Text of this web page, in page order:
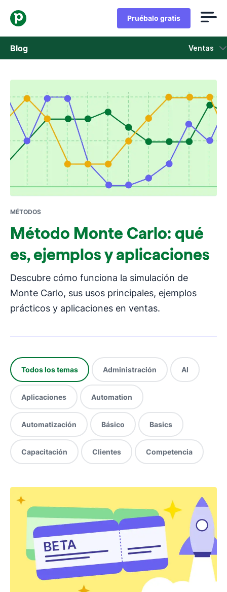
Pruébalo gratis
Blog Ventas
Ventas
Marketing
Actualizaciones de Producto
Casos de estudio
Se abre en una nueva ventana
MÉTODOS
Método Monte Carlo: qué
es, ejemplos y aplicaciones
Descubre cómo funciona la simulación de
Monte Carlo, sus usos principales, ejemplos
prácticos y aplicaciones en ventas.
Todos los temas Administración AI
Aplicaciones Automation
Automatización Básico Basics
Capacitación Clientes Competencia